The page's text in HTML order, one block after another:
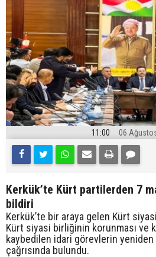
11:00 06
Kerkük’te Kürt partilerden 7
bildiri
Kerkük’te bir araya gelen Kürt
Kürt siyasi birliğinin korunması ve
kaybedilen idari görevlerin yeniden
çağrısında bulundu.